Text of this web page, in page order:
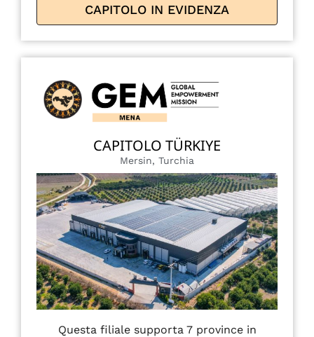
CAPITOLO IN EVIDENZA
CAPITOLO TÜRKIYE
Mersin, Turchia
Questa filiale supporta 7 province in